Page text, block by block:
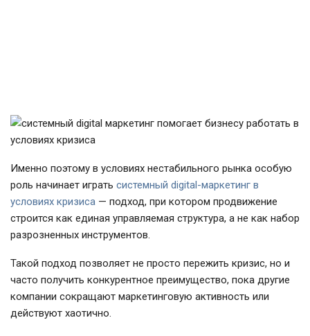
Именно поэтому в условиях нестабильного рынка особую
роль начинает играть системный digital-маркетинг в
условиях кризиса — подход, при котором продвижение
строится как единая управляемая структура, а не как набор
разрозненных инструментов.
Такой подход позволяет не просто пережить кризис, но и
часто получить конкурентное преимущество, пока другие
компании сокращают маркетинговую активность или
действуют хаотично.